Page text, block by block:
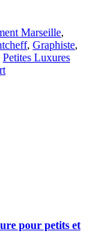
Marseille,
, Graphiste,
Petites Luxures
pour petits et